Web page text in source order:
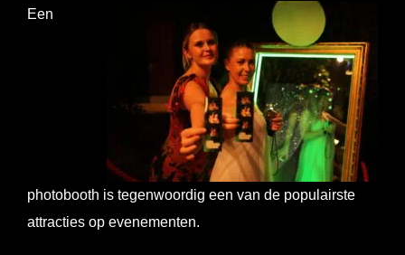
Een
photobooth is tegenwoordig een van de populairste
attracties op evenementen.